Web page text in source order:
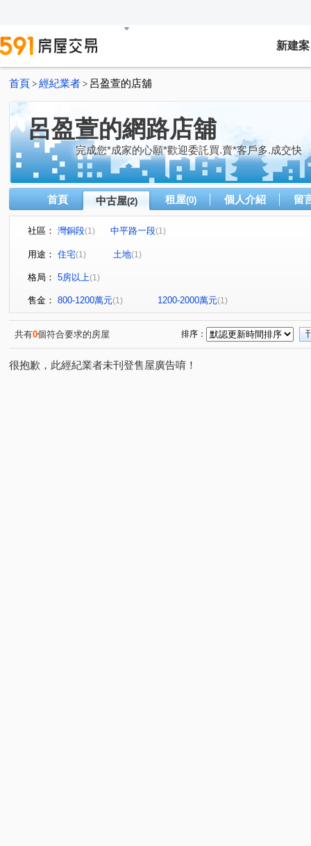
新建案
首頁 > 經紀業者 > 呂盈萱的店舖
呂盈萱的網路店舖
完成您*成家的心願*歡迎委託買.賣*客戶多.成交快
首頁 中古屋(2) 租屋(0) 個人介紹 留
社區： 灣銅段(1) 中平路一段(1)
用途： 住宅(1) 土地(1)
格局： 5房以上(1)
售金： 800-1200萬元(1) 1200-2000萬元(1)
共有0個符合要求的房屋 排序：
很抱歉，此經紀業者未刊登售屋廣告唷！